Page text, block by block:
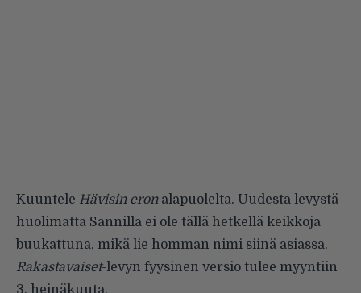
Kuuntele Hävisin eronalapuolelta. Uudesta levystä
huolimatta Sannilla ei ole tällä hetkellä keikkoja
buukattuna, mikä lie homman nimi siinä asiassa.
Rakastavaiset-levyn fyysinen versio tulee myyntiin
3. heinäkuuta.